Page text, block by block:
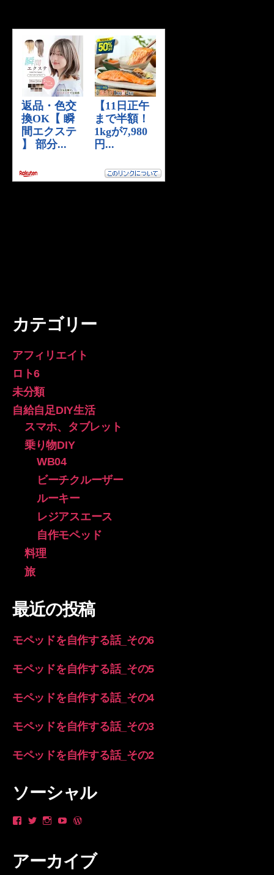
カテゴリー
アフィリエイト
ロト6
未分類
自給自足DIY生活
スマホ、タブレット
乗り物DIY
WB04
ビーチクルーザー
ルーキー
レジアスエース
自作モペッド
料理
旅
最近の投稿
モペッドを自作する話_その6
モペッドを自作する話_その5
モペッドを自作する話_その4
モペッドを自作する話_その3
モペッドを自作する話_その2
ソーシャル
や
さ
_yanzo
プ
longsleevespring
プ
ロ
yan
の
プ
longsleevespring
プ
ロ
アーカイブ